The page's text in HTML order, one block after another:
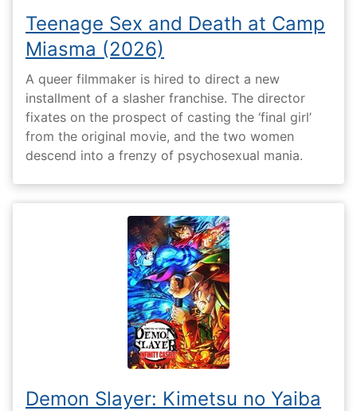
Teenage Sex and Death at Camp
Miasma (2026)
A queer filmmaker is hired to direct a new
installment of a slasher franchise. The director
fixates on the prospect of casting the ‘final girl’
from the original movie, and the two women
descend into a frenzy of psychosexual mania.
Demon Slayer: Kimetsu no Yaiba